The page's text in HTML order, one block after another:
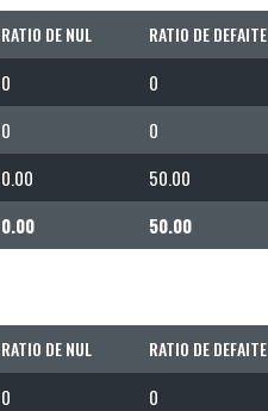
RATIO DE NUL RATIO DE DEFAITE
0 0
0 0
0.00 50.00
0.00 50.00
RATIO DE NUL RATIO DE DEFAITE
0 0